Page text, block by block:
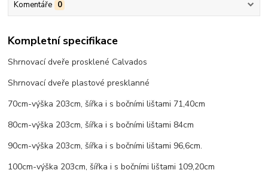
Komentáře 0
Kompletní specifikace
Shrnovací dveře prosklené Calvados
Shrnovací dveře plastové presklanné
70cm-výška 203cm, šířka i s bočními lištami 71,40cm
80cm-výška 203cm, šířka i s bočními lištami 84cm
90cm-výška 203cm, šířka i s bočními lištami 96,6cm.
100cm-výška 203cm, šířka i s bočními lištami 109,20cm